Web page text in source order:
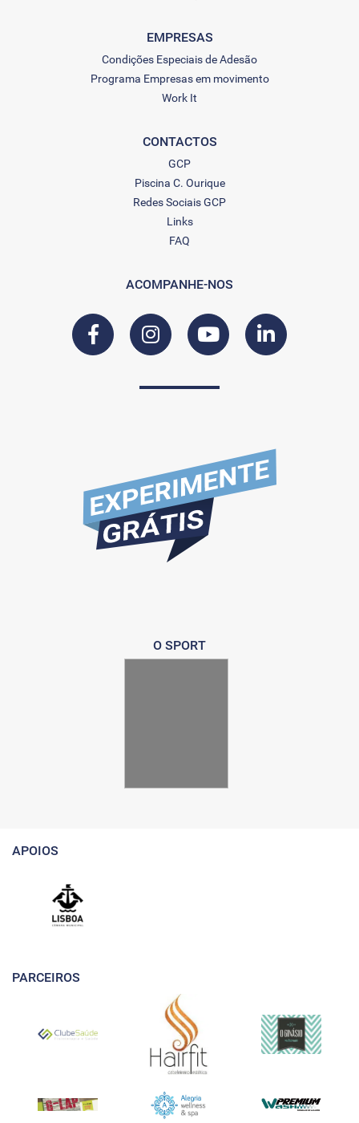
EMPRESAS
Condições Especiais de Adesão
Programa Empresas em movimento
Work It
CONTACTOS
GCP
Piscina C. Ourique
Redes Sociais GCP
Links
FAQ
ACOMPANHE-NOS
O SPORT
APOIOS
PARCEIROS